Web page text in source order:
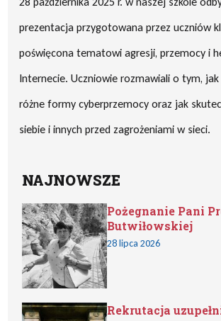
prezentacja przygotowana przez uczniów
poświęcona tematowi agresji, przemocy i
Internecie. Uczniowie rozmawiali o tym,
różne formy cyberprzemocy oraz jak
siebie i innych przed zagrożeniami w sieci.
NAJNOWSZE
Pożegnanie Pani
Butwiłowskiej
28 lipca 2026
Rekrutacja